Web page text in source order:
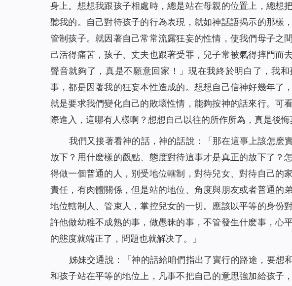
身上。想想我跟孩子相處時，總是站在母親的位置上，總想
聽我的。自己對待孩子的行為表現，就如神話語揭示的那樣
管制孩子。就因著自己常常流露狂妄的性情，使我們母子之
己活得痛苦，孩子、丈夫也跟著受罪，兒子常被氣得摔門而
聲音就夠了，真是不願意回家！」現在我終於明白了，我
事，都是因著我的狂妄本性造成的。想想自己信神好幾年了
就是要求我們變化自己的敗壞性情，能夠按神的話來行。可
際進入，這哪有人樣啊？想想自己以往的所作所為，真是後悔
我們又接著看神的話，神的話說：「那在這事上該怎麽
放下？用什麽樣的觀點、態度對待這事才是真正的放下了？
得做一個普通的人，别受地位轄制，對待兒女、對待自己的
責任，有肉體關係，但是站的地位、角度與朋友或者普通的
地位轄制人、管束人，掌控兒女的一切。應該以平等的身份
許他做幼稚不成熟的事，做愚昧的事，不管發生什麽事，心
的態度就端正了，問題也就解决了。
」
姊妹交通說：「神的話給咱們指出了實行的路途，要想
和孩子站在平等的地位上，凡事不把自己的意思強加給孩子